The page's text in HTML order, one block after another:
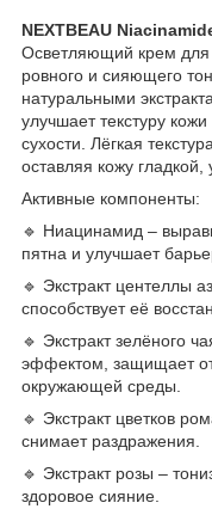
NEXTBEAU
Осветляющий крем
ровного и сияющего
натуральными
улучшает текстуру
сухости. Лёгкая
оставляя кожу
Активные компоненты:
🔹 Ниацинамид –
пятна и улучшает
🔹 Экстракт центеллы
способствует её
🔹 Экстракт зелёного
эффектом, защищает от
окружающей среды.
🔹 Экстракт цветков
снимает раздражения.
🔹 Экстракт розы –
здоровое сияние.